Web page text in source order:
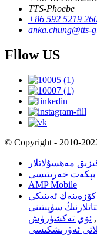
TTS-Phoebe
+86 592 5219
anka.chung@tts-
Fllow US
© Copyright - 2010-
مەھسۇلاتلار
بېكەت خەرىتىسى
AMP Mobile
كۆزەينەك ئەينىكى
سۈپىتىنى
, ئۆي تەكشۈرۈش
ئەۋرىشكىسى